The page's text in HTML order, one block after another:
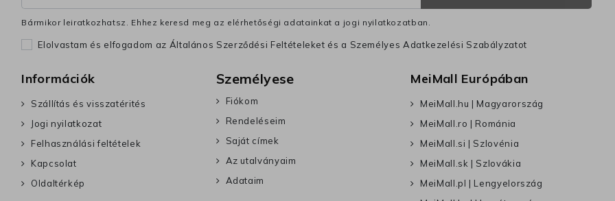
Bármikor leiratkozhatsz. Ehhez keresd meg az elérhetőségi adatainkat a jogi nyilatkozatban.
Elolvastam és elfogadom az Általános Szerződési Feltételeket és a Személyes Adatkezelési Szabályzatot
Információk
Szállítás és visszatérités
Jogi nyilatkozat
Felhasználási feltételek
Kapcsolat
Oldaltérkép
Személyese
Fiókom
Rendeléseim
Saját címek
Az utalványaim
Adataim
MeiMall Európában
MeiMall.hu | Magyarország
MeiMall.ro | Románia
MeiMall.si | Szlovénia
MeiMall.sk | Szlovákia
MeiMall.pl | Lengyelország